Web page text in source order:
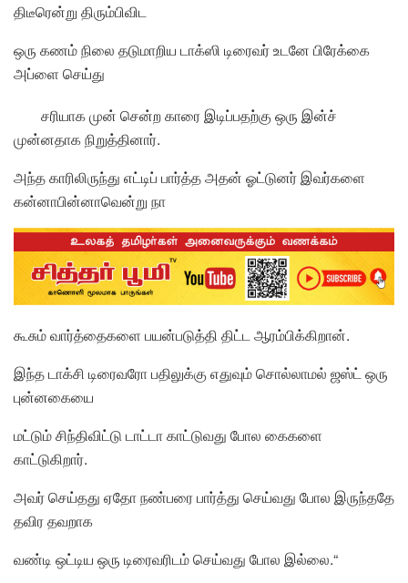
திடீரென்று திரும்பிவிட
ஒரு கணம் நிலை தடுமாறிய டாக்ஸி டிரைவர் உடனே பிரேக்கை
அப்ளை செய்து
சரியாக முன் சென்ற காரை இடிப்பதற்கு ஒரு இன்ச்
முன்னதாக நிறுத்தினார்.
அந்த காரிலிருந்து எட்டிப் பார்த்த அதன் ஓட்டுனர் இவர்களை
கன்னாபின்னாவென்று நா
கூசும் வார்த்தைகளை பயன்படுத்தி திட்ட ஆரம்பிக்கிறான்.
இந்த டாக்சி டிரைவரோ பதிலுக்கு எதுவும் சொல்லாமல் ஜஸ்ட் ஒரு
புன்னகையை
மட்டும் சிந்திவிட்டு டாட்டா காட்டுவது போல கைகளை
காட்டுகிறார்.
அவர் செய்தது ஏதோ நண்பரை பார்த்து செய்வது போல இருந்ததே
தவிர தவறாக
வண்டி ஒட்டிய ஒரு டிரைவரிடம் செய்வது போல இல்லை.“